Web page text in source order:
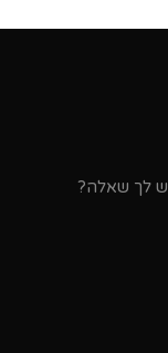
לך שאלה?